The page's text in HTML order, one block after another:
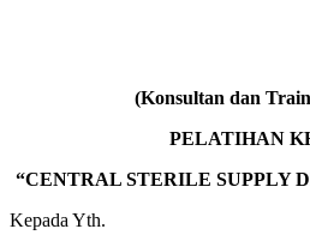
(Konsultan dan
PELATIHAN
“CENTRAL STERILE SUPPLY
Kepada Yth.